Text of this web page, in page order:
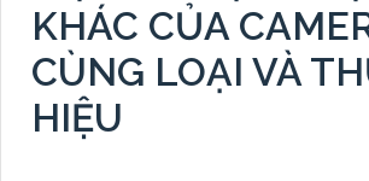
KHÁC CỦA
CÙNG LOẠI VÀ
HIỆU